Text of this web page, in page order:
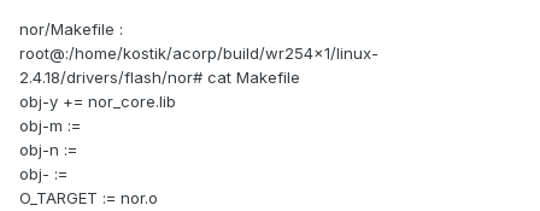
nor/Makefile :
root@:/home/kostik/acorp/build/wr254x1/linux-
2.4.18/drivers/flash/nor# cat Makefile
obj-y += nor_core.lib
obj-m :=
obj-n :=
obj- :=
O_TARGET := nor.o